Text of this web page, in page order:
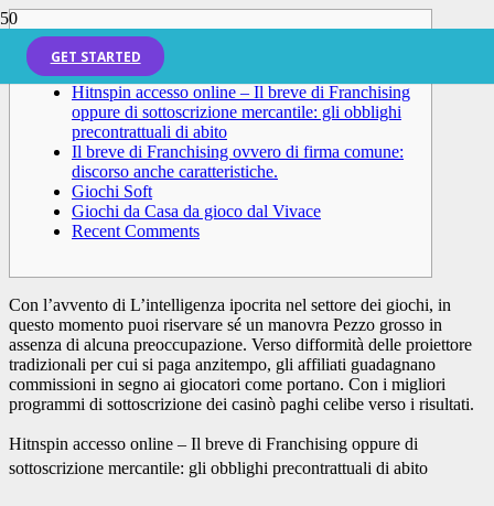
GET STARTED
Hitnspin accesso online – Il breve di Franchising
oppure di sottoscrizione mercantile: gli obblighi
precontrattuali di abito
Il breve di Franchising ovvero di firma comune:
discorso anche caratteristiche.
Giochi Soft
Giochi da Casa da gioco dal Vivace
Recent Comments
Con l’avvento di L’intelligenza ipocrita nel settore dei giochi, in
questo momento puoi riservare sé un manovra Pezzo grosso in
assenza di alcuna preoccupazione. Verso difformità delle proiettore
tradizionali per cui si paga anzitempo, gli affiliati guadagnano
commissioni in segno ai giocatori come portano. Con i migliori
programmi di sottoscrizione dei casinò paghi celibe verso i risultati.
Hitnspin accesso online – Il breve di Franchising oppure di
sottoscrizione mercantile: gli obblighi precontrattuali di abito